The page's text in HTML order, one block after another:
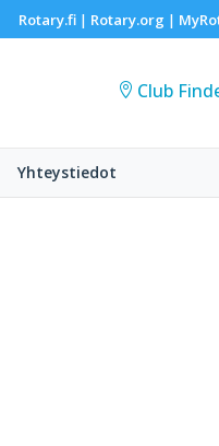
Rotary.fi| Rotary.org |
Club
Yhteystiedot